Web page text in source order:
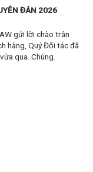
ĐÁN 2026
gửi lời chào trân
hàng, Quý Đối tác đã
qua. Chúng.